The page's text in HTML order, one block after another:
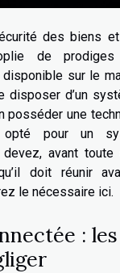
des biens
de prodiges
sur le
disposer d’un
posséder une
pour un
avant toute
doit réunir
le nécessaire ici.
: